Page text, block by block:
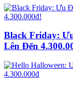
Black Friday:
Lên Đến